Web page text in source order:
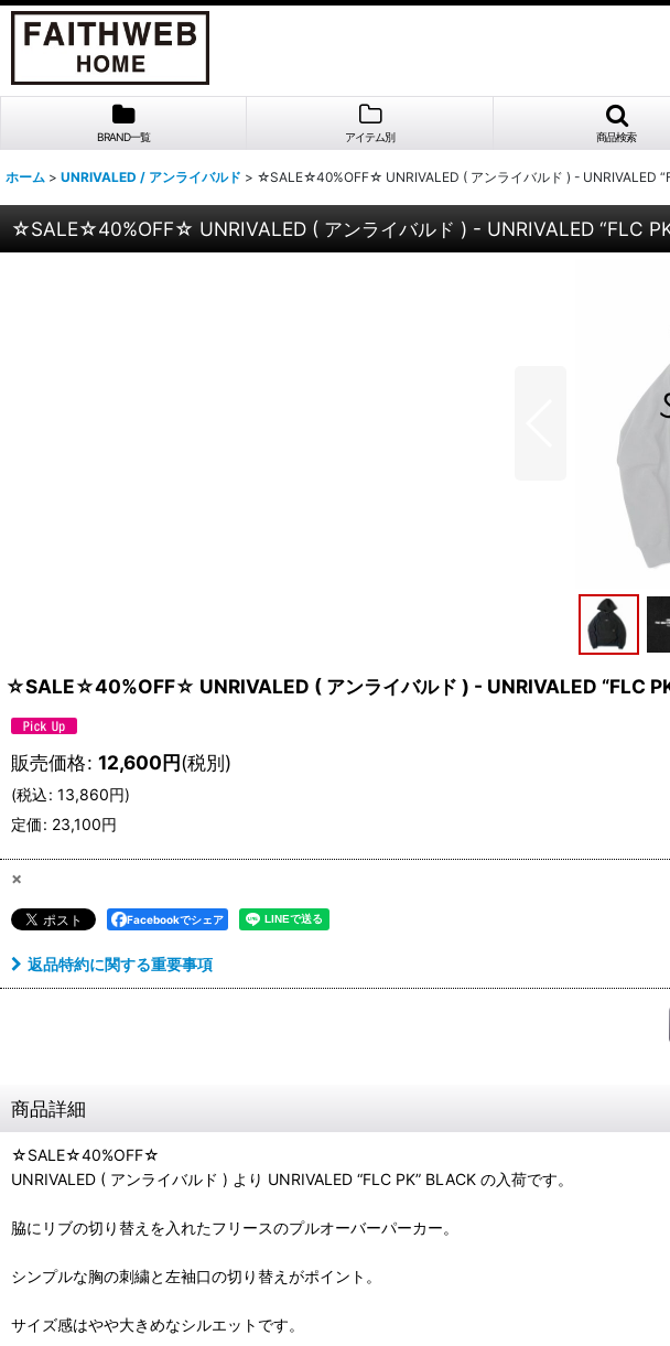
BRAND一覧 アイテム別 商品検索
ホーム > UNRIVALED / アンライバルド > ☆SALE☆40%OFF☆ UNRIVALED ( アンライバルド ) - UNRIVALED
☆SALE☆40%OFF☆ UNRIVALED ( アンライバルド ) - UNRIVALED “FLC
☆SALE☆40%OFF☆ UNRIVALED ( アンライバルド ) - UNRIVALED “FLC
販売価格: 12,600円(税別)
(税込: 13,860円)
定価: 23,100円
×
Facebookでシェア
返品特約に関する重要事項
商品詳細
☆SALE☆40%OFF☆
UNRIVALED ( アンライバルド ) より UNRIVALED “FLC PK” BLACK の入荷です。
脇にリブの切り替えを入れたフリースのプルオーバーパーカー。
シンプルな胸の刺繍と左袖口の切り替えがポイント。
サイズ感はやや大きめなシルエットです。